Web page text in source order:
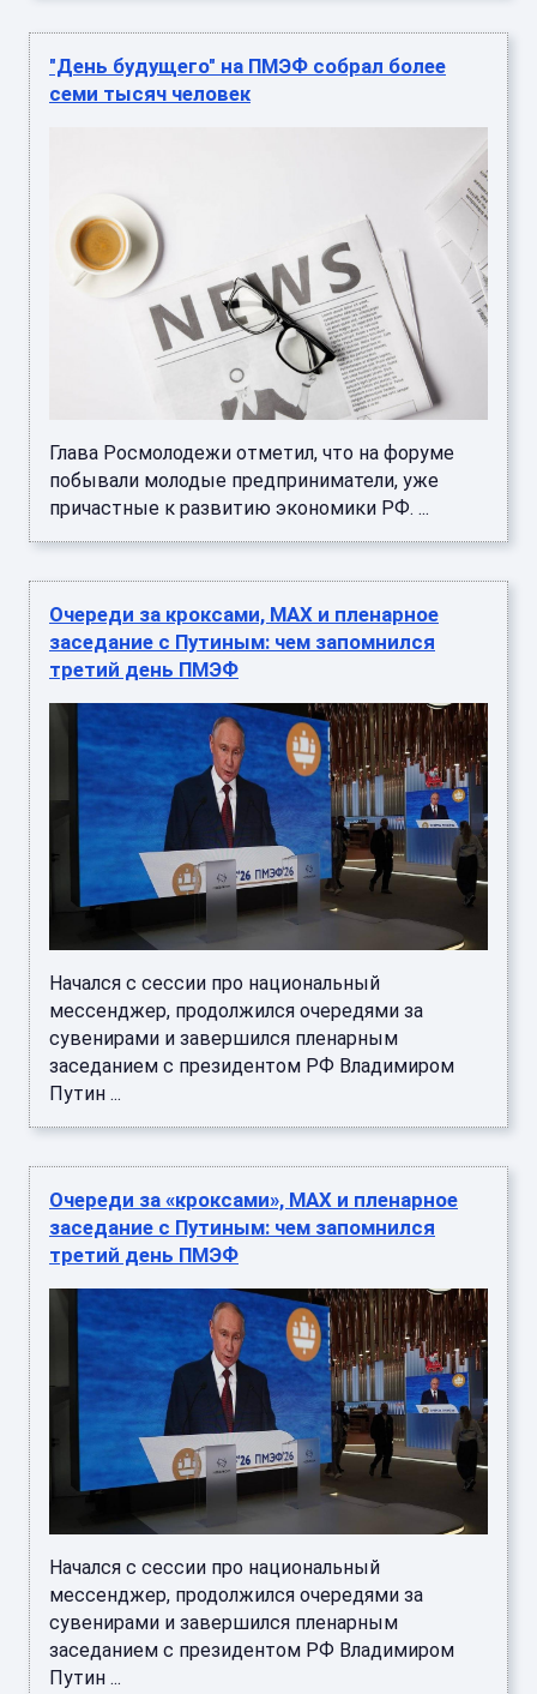
"День будущего" на ПМЭФ собрал более
семи тысяч человек
Глава Росмолодежи отметил, что на форуме
побывали молодые предприниматели, уже
причастные к развитию экономики РФ. ...
Очереди за кроксами, MAX и пленарное
заседание с Путиным: чем запомнился
третий день ПМЭФ
Начался с сессии про национальный
мессенджер, продолжился очередями за
сувенирами и завершился пленарным
заседанием с президентом РФ Владимиром
Путин ...
Очереди за «кроксами», MAX и пленарное
заседание с Путиным: чем запомнился
третий день ПМЭФ
Начался с сессии про национальный
мессенджер, продолжился очередями за
сувенирами и завершился пленарным
заседанием с президентом РФ Владимиром
Путин ...